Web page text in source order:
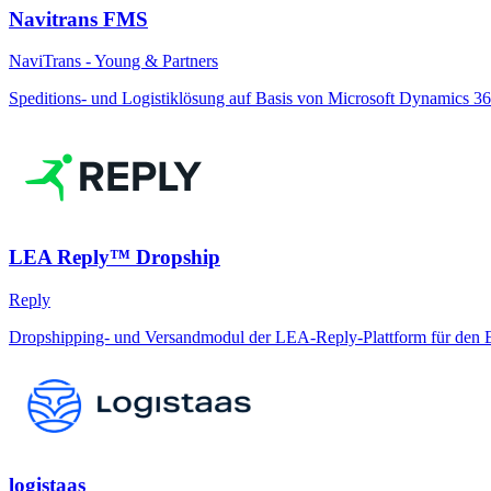
Navitrans FMS
NaviTrans - Young & Partners
Speditions- und Logistiklösung auf Basis von Microsoft Dynamics
LEA Reply™ Dropship
Reply
Dropshipping- und Versandmodul der LEA-Reply-Plattform für den
logistaas